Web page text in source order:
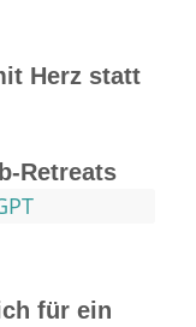
Herz statt
Retreats
für ein